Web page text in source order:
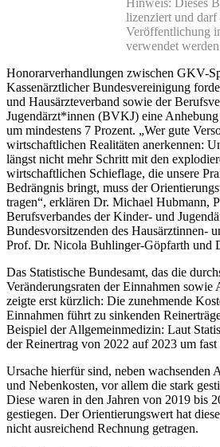
lizenziert und
Veröffentlichung
verwendet
Honorarverhandlungen zwischen GKV-
Kassenärztlicher Bundesvereinigung
und Hausärzteverband sowie der
Jugendärzt*innen (BVKJ) eine
um mindestens 7 Prozent. „Wer gute
wirtschaftlichen Realitäten anerkennen:
längst nicht mehr Schritt mit den
wirtschaftlichen Schieflage, die unsere
Bedrängnis bringt, muss der
tragen“, erklären Dr. Michael Hubmann,
Berufsverbandes der Kinder- und
Bundesvorsitzenden des Hausärztinnen-
Prof. Dr. Nicola Buhlinger-Göpfarth und
Das Statistische Bundesamt, das die
Veränderungsraten der Einnahmen sowie
zeigte erst kürzlich: Die zunehmende
Einnahmen führt zu sinkenden
Beispiel der Allgemeinmedizin: Laut
der Reinertrag von 2022 auf 2023 um fast
Ursache hierfür sind, neben wachsenden
und Nebenkosten, vor allem die stark
Diese waren in den Jahren von 2019 bis
gestiegen. Der Orientierungswert hat
nicht ausreichend Rechnung getragen.